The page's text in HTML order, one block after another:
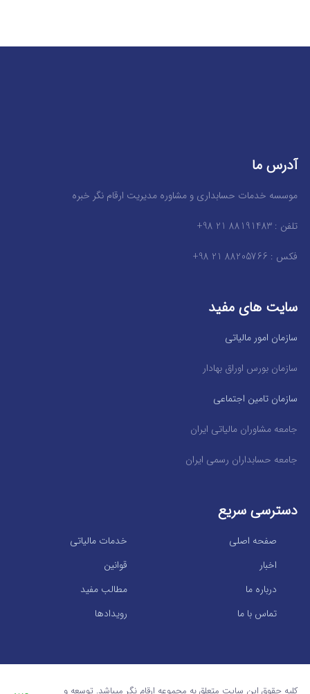
آدرس ما
موسسه خدمات حسابداری و مشاوره مدیریت ارقام نگر خبره
تلفن : 88191483 21 98+
فکس : 88205766 21 98+
سایت های مفید
سازمان امور مالیاتی
سازمان بورس اوراق بهادار
سازمان تامین اجتماعی
جامعه مشاوران مالیاتی ایران
جامعه حسابداران رسمی ایران
دسترسی سریع
خدمات مالیاتی
صفحه اصلی
قوانین
اخبار
مطالب مفید
درباره ما
رویدادها
تماس با ما
کلیه حقوق این سایت متعلق به مجموعه ارقام نگر میباشد. توسعه و